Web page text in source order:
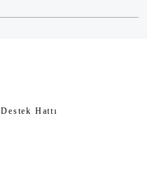
Hattı